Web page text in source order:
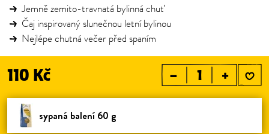
Jemně zemito-travnatá bylinná chuť
Čaj inspirovaný slunečnou letní bylinou
Nejlépe chutná večer před spaním
110 Kč – +
sypaná balení 60 g